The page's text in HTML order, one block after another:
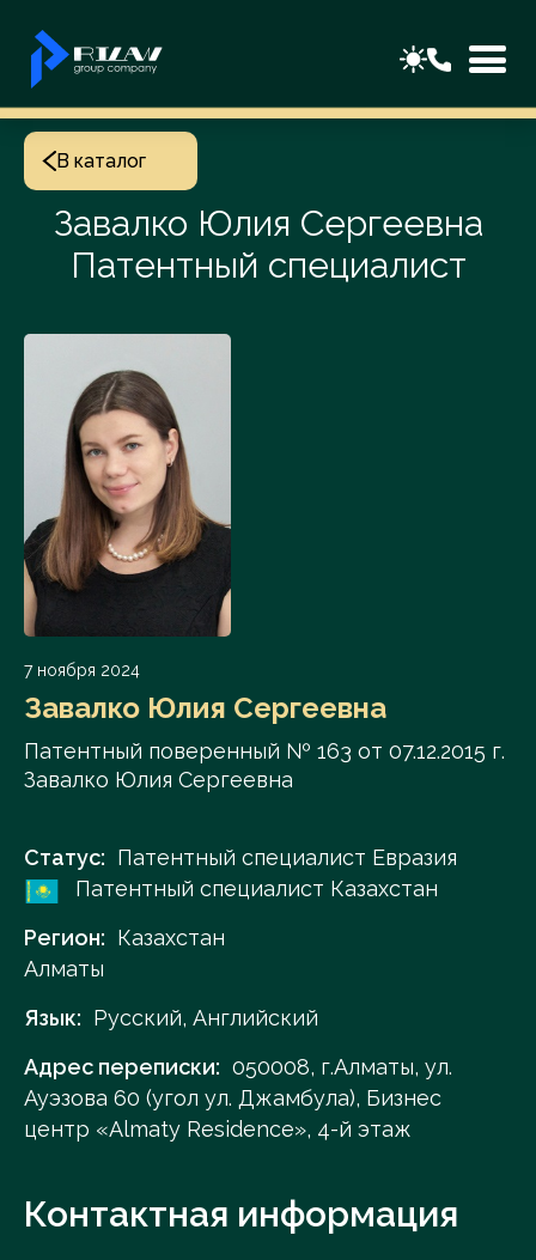
В каталог
Завалко Юлия Сергеевна
Патентный специалист
7 ноября 2024
Завалко Юлия Сергеевна
Патентный поверенный № 163 от 07.12.2015 г.
Завалко Юлия Сергеевна
Статус: Патентный специалист Евразия
Патентный специалист Казахстан
Регион: Казахстан
Алматы
Язык: Русский, Английский
Адрес переписки: 050008, г.Алматы, ул.
Ауэзова 60 (угол ул. Джамбула), Бизнес
центр «Almatу Residence», 4-й этаж
Контактная информация